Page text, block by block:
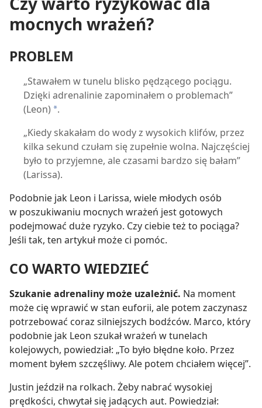
mocnych wrażeń?
PROBLEM
„Stawałem w tunelu blisko pędzącego pociągu.
Dzięki adrenalinie zapominałem o problemach”
(Leon) a.
„Kiedy skakałam do wody z wysokich klifów, przez
kilka sekund czułam się zupełnie wolna. Najczęściej
było to przyjemne, ale czasami bardzo się bałam”
(Larissa).
Podobnie jak Leon i Larissa, wiele młodych osób
w poszukiwaniu mocnych wrażeń jest gotowych
podejmować duże ryzyko. Czy ciebie też to pociąga?
Jeśli tak, ten artykuł może ci pomóc.
CO WARTO WIEDZIEĆ
Szukanie adrenaliny może uzależnić. Na moment
może cię wprawić w stan euforii, ale potem zaczynasz
potrzebować coraz silniejszych bodźców. Marco, który
podobnie jak Leon szukał wrażeń w tunelach
kolejowych, powiedział: „To było błędne koło. Przez
moment byłem szczęśliwy. Ale potem chciałem więcej”.
Justin jeździł na rolkach. Żeby nabrać wysokiej
prędkości, chwytał się jadących aut. Powiedział: